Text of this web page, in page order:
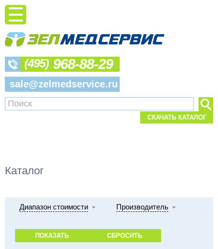
(495) 968-88-29
sale@zelmedservice.ru
СКАЧАТЬ КАТАЛОГ
Каталог
Диапазон стоимости Производитель